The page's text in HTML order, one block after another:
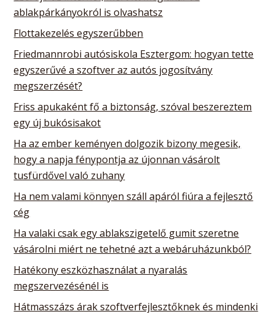
ablakpárkányokról is olvashatsz
Flottakezelés egyszerűbben
Friedmannrobi autósiskola Esztergom: hogyan tette
egyszerűvé a szoftver az autós jogosítvány
megszerzését?
Friss apukaként fő a biztonság, szóval beszereztem
egy új bukósisakot
Ha az ember keményen dolgozik bizony megesik,
hogy a napja fénypontja az újonnan vásárolt
tusfürdővel való zuhany
Ha nem valami könnyen száll apáról fiúra a fejlesztő
cég
Ha valaki csak egy ablakszigetelő gumit szeretne
vásárolni miért ne tehetné azt a webáruházunkból?
Hatékony eszközhasználat a nyaralás
megszervezésénél is
Hátmasszázs árak szoftverfejlesztőknek és mindenki